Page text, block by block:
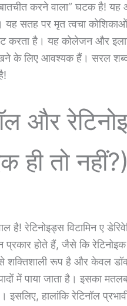
करने वाला” घटक है!
सतह पर मृत त्वचा
करता है। यह कोलेजन और
के लिए आवश्यक हैं। सरल
और
ही तो नहीं?)
है! रेटिनोइड्स विटामिन ए
प्रकार होते हैं, जैसे कि
शक्तिशाली रूप है और केवल
में पाया जाता है। इसका
इसलिए, हालांकि रेटिनॉल